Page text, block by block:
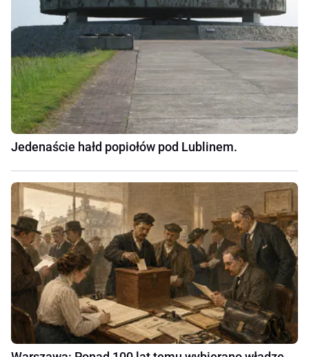
Jedenaście hałd popiołów pod Lublinem.